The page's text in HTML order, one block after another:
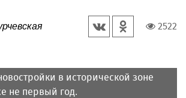
2522
в исторической зоне
не первый год.